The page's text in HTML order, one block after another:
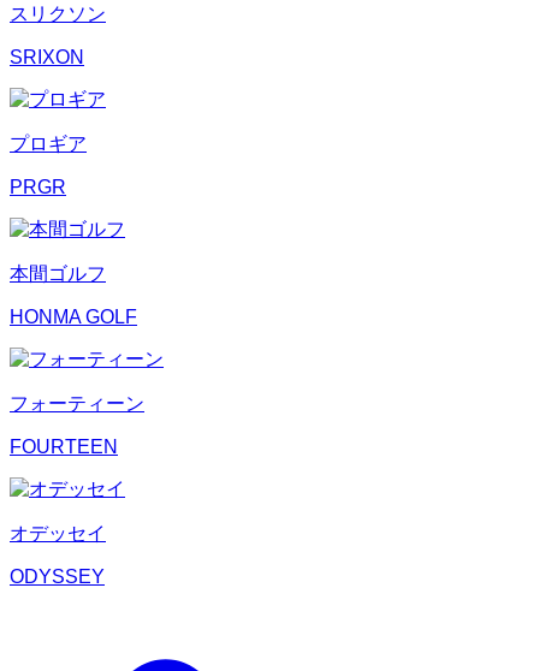
スリクソン
SRIXON
プロギア
PRGR
本間ゴルフ
HONMA GOLF
フォーティーン
FOURTEEN
オデッセイ
ODYSSEY